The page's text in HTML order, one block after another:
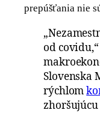
prepúšťania nie
od
Slovenska
rýchlom